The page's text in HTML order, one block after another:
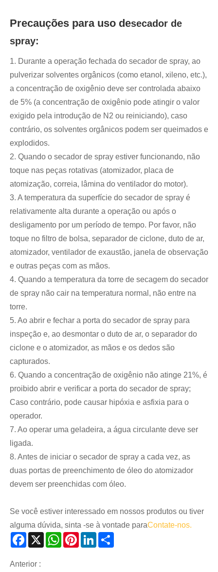
Precauções para uso desecador de
spray:
1. Durante a operação fechada do secador de spray, ao
pulverizar solventes orgânicos (como etanol, xileno, etc.),
a concentração de oxigênio deve ser controlada abaixo
de 5% (a concentração de oxigênio pode atingir o valor
exigido pela introdução de N2 ou reiniciando), caso
contrário, os solventes orgânicos podem ser queimados e
explodidos.
2. Quando o secador de spray estiver funcionando, não
toque nas peças rotativas (atomizador, placa de
atomização, correia, lâmina do ventilador do motor).
3. A temperatura da superfície do secador de spray é
relativamente alta durante a operação ou após o
desligamento por um período de tempo. Por favor, não
toque no filtro de bolsa, separador de ciclone, duto de ar,
atomizador, ventilador de exaustão, janela de observação
e outras peças com as mãos.
4. Quando a temperatura da torre de secagem do secador
de spray não cair na temperatura normal, não entre na
torre.
5. Ao abrir e fechar a porta do secador de spray para
inspeção e, ao desmontar o duto de ar, o separador do
ciclone e o atomizador, as mãos e os dedos são
capturados.
6. Quando a concentração de oxigênio não atinge 21%, é
proibido abrir e verificar a porta do secador de spray;
Caso contrário, pode causar hipóxia e asfixia para o
operador.
7. Ao operar uma geladeira, a água circulante deve ser
ligada.
8. Antes de iniciar o secador de spray a cada vez, as
duas portas de preenchimento de óleo do atomizador
devem ser preenchidas com óleo.
Se você estiver interessado em nossos produtos ou tiver
alguma dúvida, sinta -se à vontade paraContate-nos.
Facebook
X WhatsAppPinterestLinkedIn
Anterior :